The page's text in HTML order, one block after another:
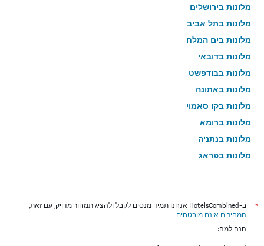
מלונות בירושלים
מלונות בתל אביב
מלונות בים המלח
מלונות בדובאי
מלונות בבודפשט
מלונות באתונה
מלונות בקו סאמוי
מלונות ברומא
מלונות בנתניה
מלונות בפראג
מלונות בניו יורק
מלונות בבנגקוק
*
ב-HotelsCombined אנחנו תמיד מנסים לקבל ולהציג תמחור מדויק, עם זאת,
המחירים אינם מובטחים.
הנה למה: